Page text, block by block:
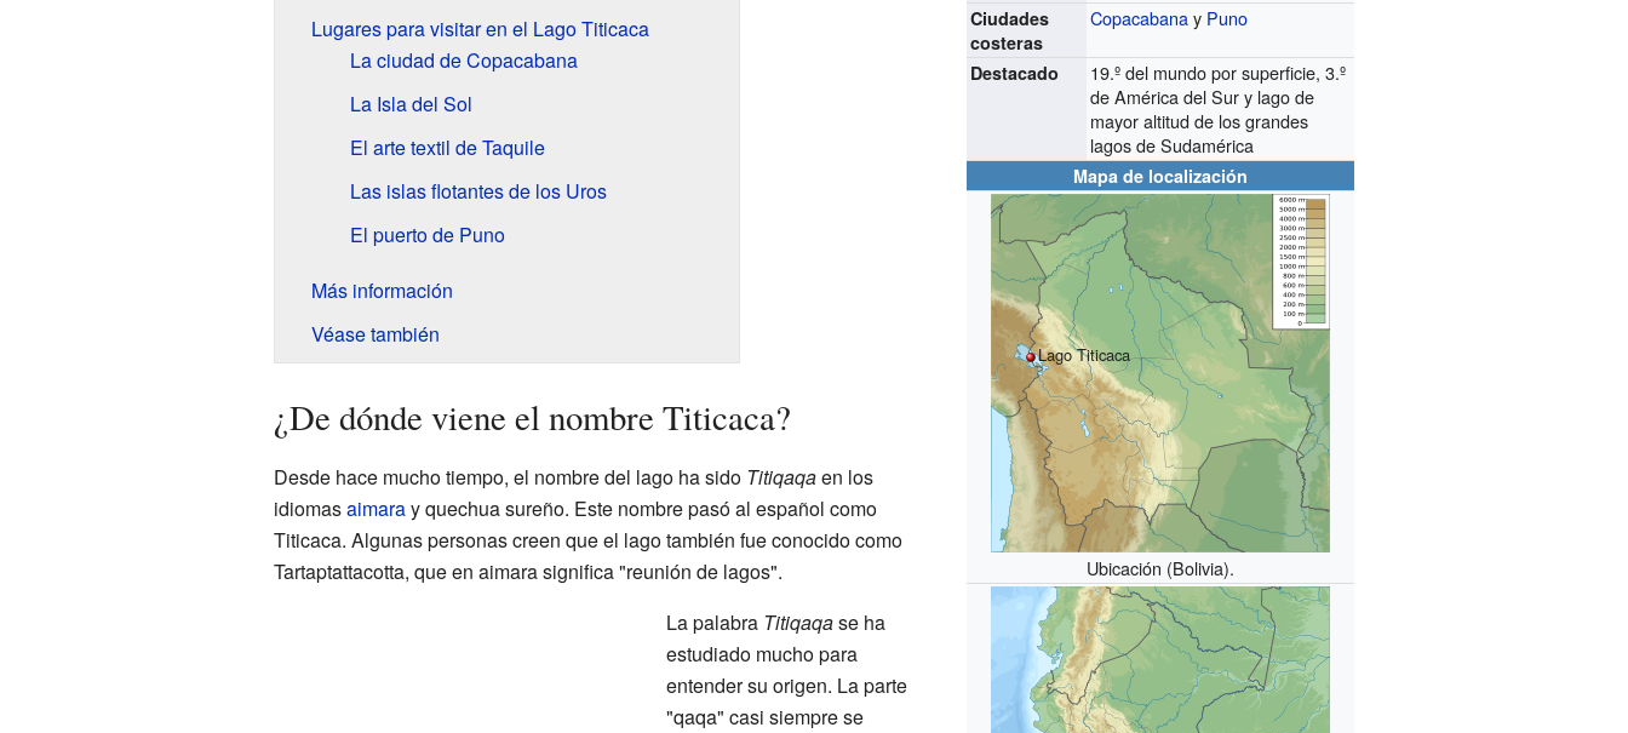
Ciudades
costeras
Copacabanay Puno
Destacado
19.º del mundo por superficie, 3.º
de América del Sur y lago de
mayor altitud de los grandes
lagos de Sudamérica
Mapa de localización
Lago Titicaca
Ubicación (Bolivia).
Lugares para visitar en el Lago Titicaca
La ciudad de Copacabana
La Isla del Sol
El arte textil de Taquile
Las islas flotantes de los Uros
El puerto de Puno
Más información
Véase también
¿De dónde viene el nombre Titicaca?
Desde hace mucho tiempo, el nombre del lago ha sido Titiqaqaen los
idiomasaimaray quechua sureño. Este nombre pasó al español como
Titicaca. Algunas personas creen que el lago también fue conocido como
Tartaptattacotta, que en aimara significa "reunión de lagos".
La palabra Titiqaqase ha
estudiado mucho para
entender su origen. La parte
"qaqa" casi siempre se